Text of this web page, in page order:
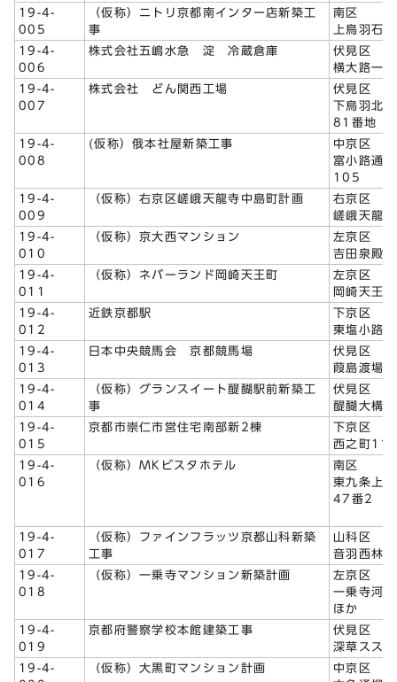
19-4-
005
（仮称）ニトリ京都南インター店新築工
事
南区
上鳥羽石
19-4-
006
株式会社五嶋水急 淀 冷蔵倉庫
伏見区
横大路一
19-4-
007
株式会社 どん関西工場
伏見区
下鳥羽北
81番地
19-4-
008
(仮称）俄本社屋新築工事
中京区
富小路通
105
19-4-
009
（仮称）右京区嵯峨天龍寺中島町計画
右京区
嵯峨天龍
19-4-
010
（仮称）京大西マンション
左京区
吉田泉殿
19-4-
011
（仮称）ネバーランド岡崎天王町
左京区
岡崎天王
19-4-
012
近鉄京都駅
下京区
東塩小路
19-4-
013
日本中央競馬会 京都競馬場
伏見区
葭島渡場
19-4-
014
（仮称）グランスイート醍醐駅前新築工
事
伏見区
醍醐大構
19-4-
015
京都市崇仁市営住宅南部新2棟
下京区
西之町
19-4-
016
（仮称）MKビスタホテル
南区
東九条上
47番2
19-4-
017
（仮称）ファインフラッツ京都山科新築
工事
山科区
音羽西林
19-4-
018
（仮称）一乗寺マンション新築計画
左京区
一乗寺河
ほか
19-4-
019
京都府警察学校本館建築工事
伏見区
深草スス
19-4-
（仮称）大黒町マンション計画
中京区